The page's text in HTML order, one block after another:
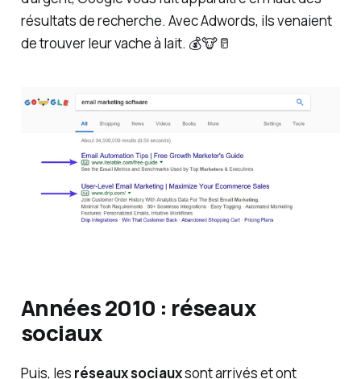
résultats de recherche. Avec Adwords, ils venaient
de trouver leur vache à lait. 💰🐮🥛
Années 2010 : réseaux
sociaux
Puis, les réseaux sociauxsont arrivés et ont